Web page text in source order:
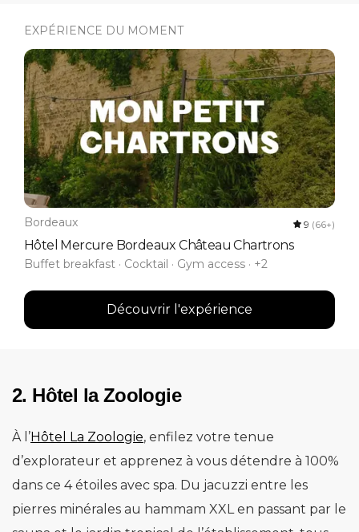
EXPÉRIENCE DU MOMENT
Bordeaux 9 (66+)
Hôtel Mercure Bordeaux Château Chartrons
Buffet breakfast · Cocktail · Gym access · +2
Découvrir l'expérience
2. Hôtel la Zoologie
À l’Hôtel La Zoologie, enfilez votre tenue
d’explorateur et apprenez à vous détendre à 100%
dans ce 4 étoiles avec spa. Du jacuzzi entre les
pierres minérales au hammam XXL en passant par le